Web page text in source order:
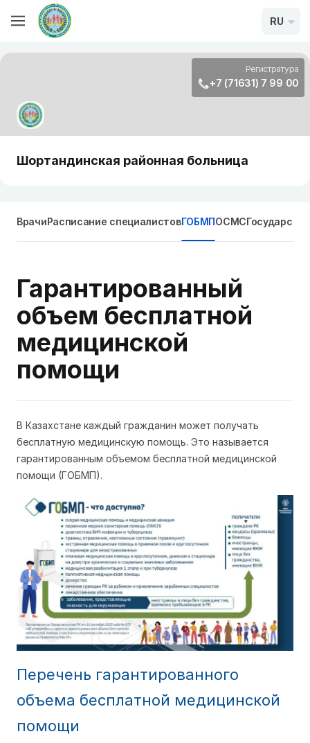
RU
Регистратура
+7 (71631) 7 99 00
Шортандинская районная больница
ВрачиРасписание специалистовГОБМПОСМС
Гарантированный
объем бесплатной
медицинской
помощи
В Казахстане каждый гражданин может получать
бесплатную медицинскую помощь. Это называется
гарантированным объемом бесплатной медицинской
помощи (ГОБМП).
Перечень гарантированного
объема бесплатной медицинской
помощи